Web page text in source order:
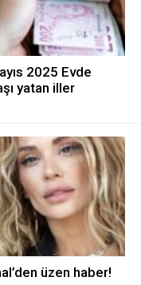
2025 Evde
yatan iller
üzen haber!